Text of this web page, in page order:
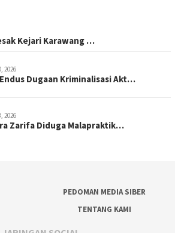
Kejari Karawang …
2026
Endus Dugaan Kriminalisasi Akt…
2026
Zarifa Diduga Malapraktik…
PEDOMAN MEDIA SIBER
TENTANG KAMI